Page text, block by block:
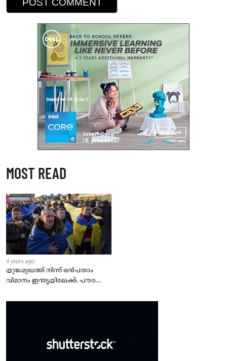
MOST READ
4 years ago
യുദ്ധമുഖത്ത് നിന്ന് ഒൻപതാം
വിമാനം ഇന്ത്യയിലേക്ക്; പൗരന്മാർ
– കേന്ദ്രം